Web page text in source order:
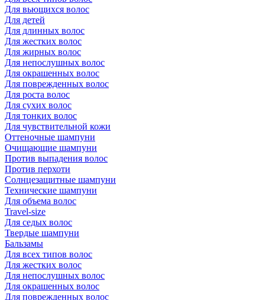
Для вьющихся волос
Для детей
Для длинных волос
Для жестких волос
Для жирных волос
Для непослушных волос
Для окрашенных волос
Для поврежденных волос
Для роста волос
Для сухих волос
Для тонких волос
Для чувствительной кожи
Оттеночные шампуни
Очищающие шампуни
Против выпадения волос
Против перхоти
Солнцезащитные шампуни
Технические шампуни
Для объема волос
Travel-size
Для седых волос
Твердые шампуни
Бальзамы
Для всех типов волос
Для жестких волос
Для непослушных волос
Для окрашенных волос
Для поврежденных волос